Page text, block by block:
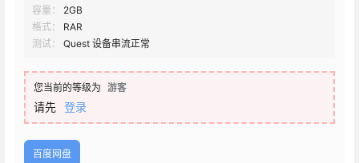
容量：
2GB
格式：
RAR
测试：
Quest 设备串流正常
您当前的等级为 游客
请先 登录
百度网盘